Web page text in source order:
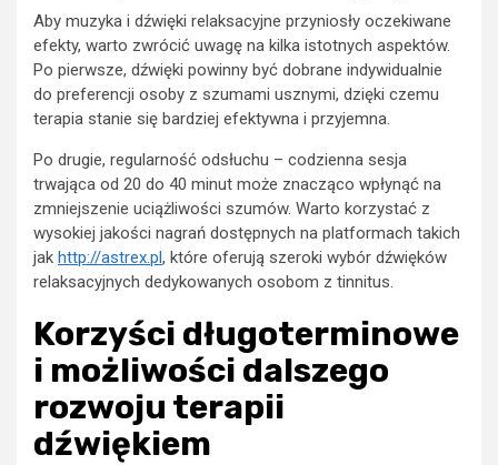
Aby muzyka i dźwięki relaksacyjne przyniosły oczekiwane
efekty, warto zwrócić uwagę na kilka istotnych aspektów.
Po pierwsze, dźwięki powinny być dobrane indywidualnie
do preferencji osoby z szumami usznymi, dzięki czemu
terapia stanie się bardziej efektywna i przyjemna.
Po drugie, regularność odsłuchu – codzienna sesja
trwająca od 20 do 40 minut może znacząco wpłynąć na
zmniejszenie uciążliwości szumów. Warto korzystać z
wysokiej jakości nagrań dostępnych na platformach takich
jak http://astrex.pl, które oferują szeroki wybór dźwięków
relaksacyjnych dedykowanych osobom z tinnitus.
Korzyści długoterminowe
i możliwości dalszego
rozwoju terapii
dźwiękiem